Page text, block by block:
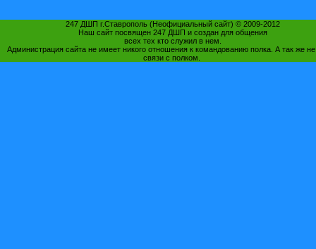
247 ДШП г.Ставрополь (Неофициальный сайт) © 2009-2012
Наш сайт посвящен 247 ДШП и создан для общения
всех тех кто служил в нем.
Администрация сайта не имеет никого отношения к командованию полка. А так же
связи с полком.